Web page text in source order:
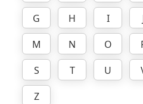
G
H I
M
N O
S
T U
Z